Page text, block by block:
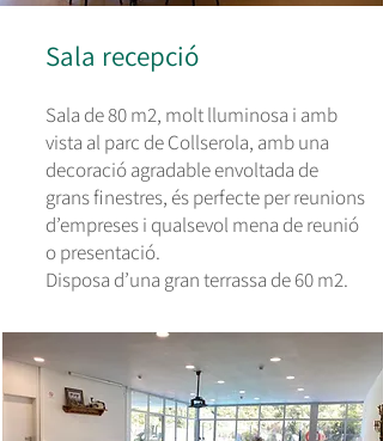
Sala recepció
Sala de 80 m2, molt lluminosa i amb
vista al parc de Collserola, amb una
decoració agradable envoltada de
grans finestres, és perfecte per reunions
d’empreses i qualsevol mena de reunió
o presentació.
Disposa d’una gran terrassa de 60 m2.